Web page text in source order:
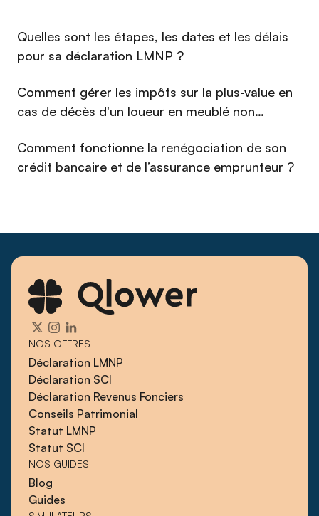
investisseurs au quotidien, mais aussi à travers les articles
qu'elle rédige sur ces sujets. Calme et pédagogue, elle
défend une conviction simple : les questions les plus
⁠Quelles sont les étapes, les dates et les délais
pour sa déclaration LMNP ?
Comment gérer les impôts sur la plus-value en
cas de décès d'un loueur en meublé non
Comment fonctionne la renégociation de son
crédit bancaire et de l’assurance emprunteur ?
NOS OFFRES
Déclaration LMNP
Déclaration SCI
Déclaration Revenus Fonciers
Conseils Patrimonial
Statut LMNP
Statut SCI
NOS GUIDES
Blog
Guides